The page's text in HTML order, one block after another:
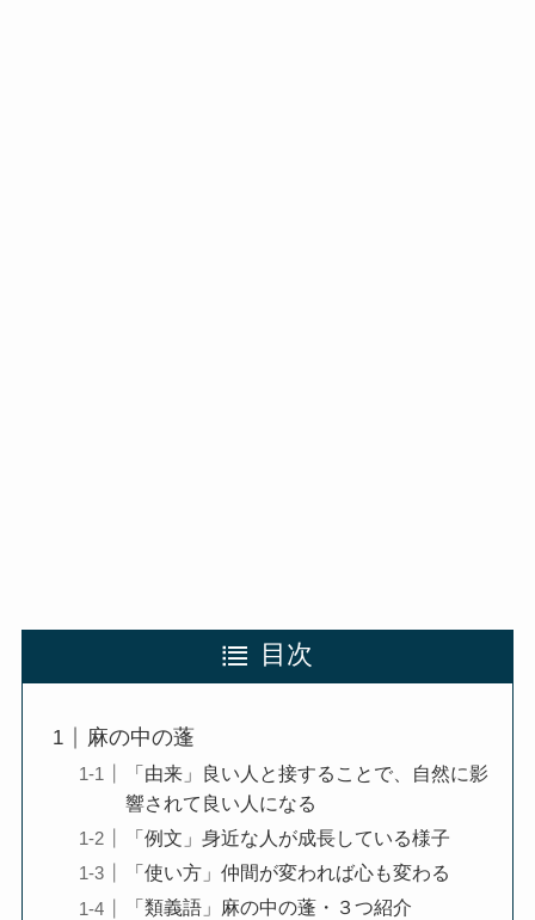
目次
麻の中の蓬
「由来」良い人と接することで、自然に影
響されて良い人になる
「例文」身近な人が成長している様子
「使い方」仲間が変われば心も変わる
「類義語」麻の中の蓬・３つ紹介